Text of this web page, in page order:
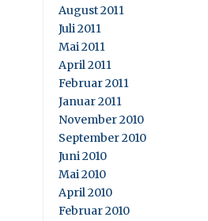
August 2011
Juli 2011
Mai 2011
April 2011
Februar 2011
Januar 2011
November 2010
September 2010
Juni 2010
Mai 2010
April 2010
Februar 2010